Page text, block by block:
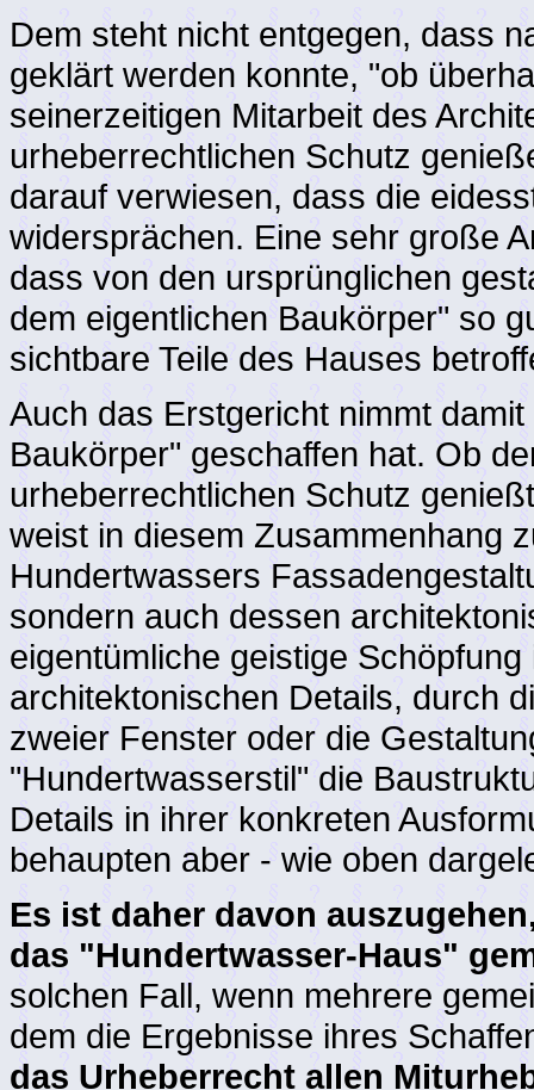
Dem steht nicht entgegen, dass
geklärt werden konnte, "ob
seinerzeitigen Mitarbeit des
urheberrechtlichen Schutz
darauf verwiesen, dass die
widersprächen. Eine sehr große
dass von den ursprünglichen
dem eigentlichen Baukörper" so
sichtbare Teile des Hauses
Auch das Erstgericht nimmt
Baukörper" geschaffen hat. Ob
urheberrechtlichen Schutz
weist in diesem Zusammenhang
Hundertwassers
sondern auch dessen
eigentümliche geistige
architektonischen Details, durch
zweier Fenster oder die
"Hundertwasserstil" die
Details in ihrer konkreten
behaupten aber - wie oben
Es ist daher davon
das "Hundertwasser-Haus"
solchen Fall, wenn mehrere
dem die Ergebnisse ihres
das Urheberrecht allen